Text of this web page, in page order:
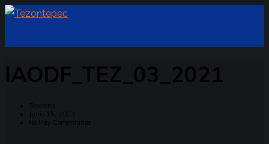
IAODF_TEZ_03_2021
Tesoreria
Junio 15, 2023
No Hay Comentarios